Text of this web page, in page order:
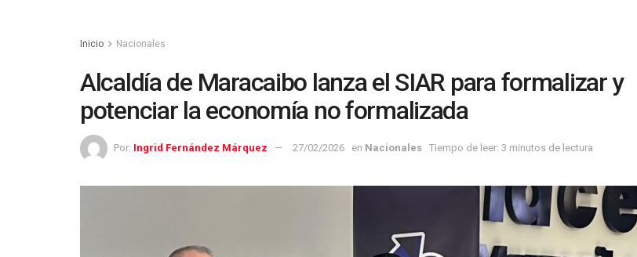
Inicio Nacionales
Alcaldía de Maracaibo lanza el SIAR para formalizar y
potenciar la economía no formalizada
Por: Ingrid Fernández Márquez 27/02/2026 en Nacionales Tiempo de leer: 3 minutos de lectura